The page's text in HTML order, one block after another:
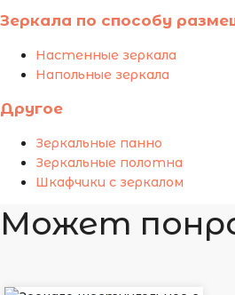
Зеркала по способу
Настенные зеркала
Напольные зеркала
Другое
Зеркальные панно
Зеркальные полотна
Шкафчики с зеркалом
Может